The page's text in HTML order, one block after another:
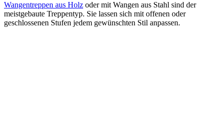
Wangentreppen aus Holz oder mit Wangen aus Stahl sind der
meistgebaute Treppentyp. Sie lassen sich mit offenen oder
geschlossenen Stufen jedem gewünschten Stil anpassen.